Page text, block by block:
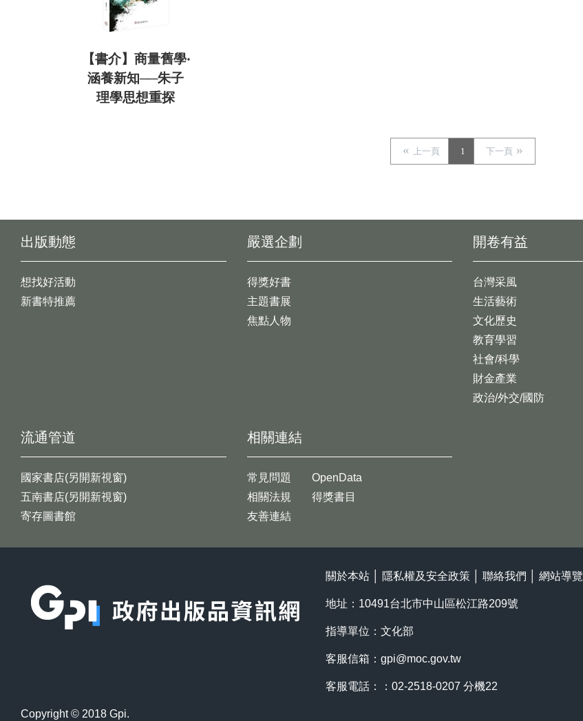
【書介】商量舊學‧
涵養新知──朱子
理學思想重探
上一頁 1 下一頁
出版動態
想找好活動
新書特推薦
開卷有益
台灣采風
生活藝術
文化歷史
教育學習
社會/科學
財金產業
政治/外交/國防
嚴選企劃
得獎好書
主題書展
焦點人物
流通管道
國家書店(另開新視窗)
五南書店(另開新視窗)
寄存圖書館
相關連結
常見問題
相關法規
友善連結
OpenData
得獎書目
關於本站 隱私權及安全政策 聯絡我們 網站導覽
地址：10491台北市中山區松江路209號
指導單位：文化部
客服信箱： gpi@moc.gov.tw
客服電話：：02-2518-0207 分機22
Copyright © 2018 Gpi.